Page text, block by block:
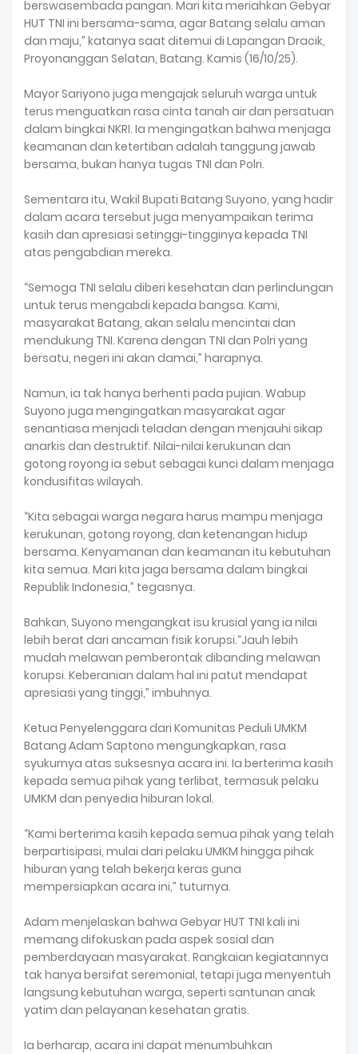
berswasembada pangan. Mari kita meriahkan Gebyar
HUT TNI ini bersama-sama, agar Batang selalu aman
dan maju,” katanya saat ditemui di Lapangan Dracik,
Proyonanggan Selatan, Batang. Kamis (16/10/25).
Mayor Sariyono juga mengajak seluruh warga untuk
terus menguatkan rasa cinta tanah air dan persatuan
dalam bingkai NKRI. Ia mengingatkan bahwa menjaga
keamanan dan ketertiban adalah tanggung jawab
bersama, bukan hanya tugas TNI dan Polri.
Sementara itu, Wakil Bupati Batang Suyono, yang hadir
dalam acara tersebut juga menyampaikan terima
kasih dan apresiasi setinggi-tingginya kepada TNI
atas pengabdian mereka.
“Semoga TNI selalu diberi kesehatan dan perlindungan
untuk terus mengabdi kepada bangsa. Kami,
masyarakat Batang, akan selalu mencintai dan
mendukung TNI. Karena dengan TNI dan Polri yang
bersatu, negeri ini akan damai,” harapnya.
Namun, ia tak hanya berhenti pada pujian. Wabup
Suyono juga mengingatkan masyarakat agar
senantiasa menjadi teladan dengan menjauhi sikap
anarkis dan destruktif. Nilai-nilai kerukunan dan
gotong royong ia sebut sebagai kunci dalam menjaga
kondusifitas wilayah.
“Kita sebagai warga negara harus mampu menjaga
kerukunan, gotong royong, dan ketenangan hidup
bersama. Kenyamanan dan keamanan itu kebutuhan
kita semua. Mari kita jaga bersama dalam bingkai
Republik Indonesia,” tegasnya.
Bahkan, Suyono mengangkat isu krusial yang ia nilai
lebih berat dari ancaman fisik korupsi.“Jauh lebih
mudah melawan pemberontak dibanding melawan
korupsi. Keberanian dalam hal ini patut mendapat
apresiasi yang tinggi,” imbuhnya.
Ketua Penyelenggara dari Komunitas Peduli UMKM
Batang Adam Saptono mengungkapkan, rasa
syukurnya atas suksesnya acara ini. Ia berterima kasih
kepada semua pihak yang terlibat, termasuk pelaku
UMKM dan penyedia hiburan lokal.
“Kami berterima kasih kepada semua pihak yang telah
berpartisipasi, mulai dari pelaku UMKM hingga pihak
hiburan yang telah bekerja keras guna
mempersiapkan acara ini,” tuturnya.
Adam menjelaskan bahwa Gebyar HUT TNI kali ini
memang difokuskan pada aspek sosial dan
pemberdayaan masyarakat. Rangkaian kegiatannya
tak hanya bersifat seremonial, tetapi juga menyentuh
langsung kebutuhan warga, seperti santunan anak
yatim dan pelayanan kesehatan gratis.
Ia berharap, acara ini dapat menumbuhkan